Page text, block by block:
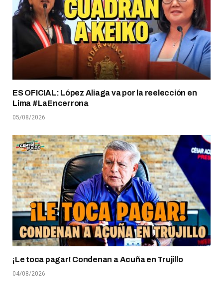
ES OFICIAL: López Aliaga va por la reelección en
Lima #LaEncerrona
05/08/2026
¡Le toca pagar! Condenan a Acuña en Trujillo
04/08/2026